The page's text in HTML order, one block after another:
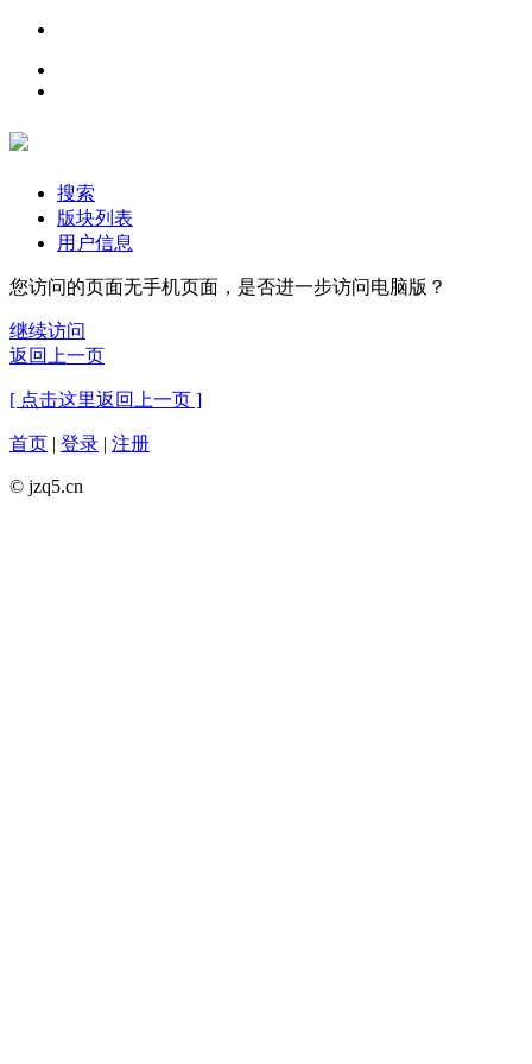
搜索
版块列表
用户信息
您访问的页面无手机页面，是否进一步访问电脑版？
继续访问
返回上一页
[ 点击这里返回上一页 ]
首页 | 登录 | 注册
© jzq5.cn